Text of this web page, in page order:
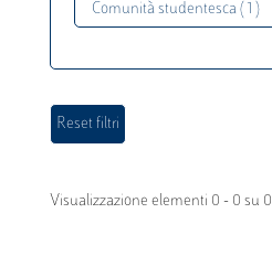
Comunità studentesca ( 1 )
Visualizzazione elementi 0 - 0 su 0